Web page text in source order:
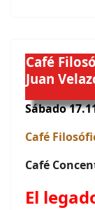
Café
Juan
Sábado
Café
Café
El